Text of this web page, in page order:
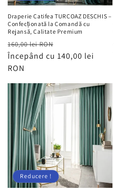
Draperie Catifea TURCOAZ DESCHIS –
Confecționată la Comandă cu
Rejansă, Calitate Premium
Preț
obișnuit
160,00 lei RON
redus
Începând cu 140,00 lei
RON
Reducere !